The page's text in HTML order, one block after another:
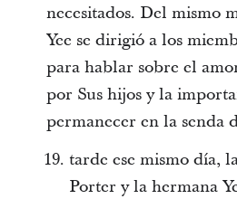
necesitados. Del mismo
Yee se dirigió a los
para hablar sobre el
por Sus hijos y la
permanecer en la senda
tarde ese mismo día,
Porter y la hermana